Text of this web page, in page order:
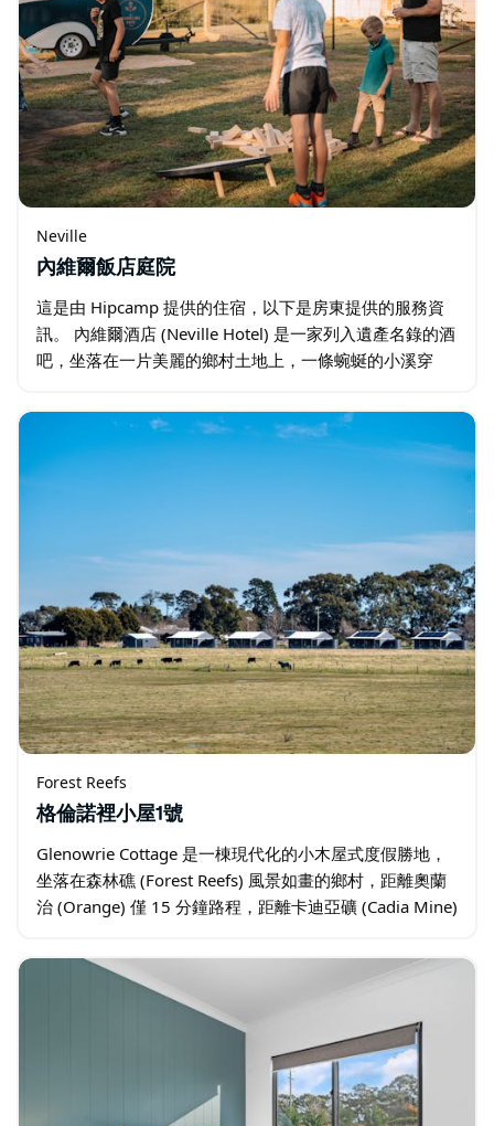
Neville
內維爾飯店庭院
這是由 Hipcamp 提供的住宿，以下是房東提供的服務資
訊。 內維爾酒店 (Neville Hotel) 是一家列入遺產名錄的酒
吧，坐落在一片美麗的鄉村土地上，一條蜿蜒的小溪穿
Forest Reefs
格倫諾裡小屋1號
Glenowrie Cottage 是一棟現代化的小木屋式度假勝地，
坐落在森林礁 (Forest Reefs) 風景如畫的鄉村，距離奧蘭
治 (Orange) 僅 15 分鐘路程，距離卡迪亞礦 (Cadia Mine)